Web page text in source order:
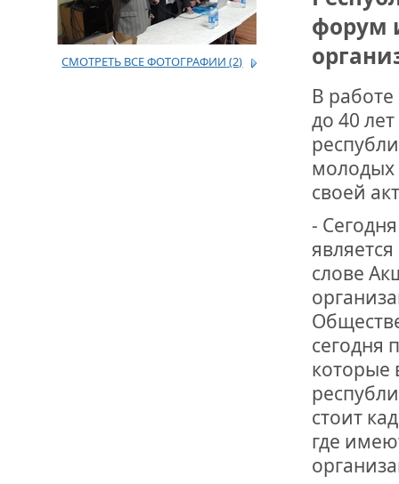
ДРУЖБА НЕ
ВСТРЕЧА
В ДОМЕ
ВНОВЬ О
ДВА
ДО
ЮСУПОВА
ЛЮБОЙ
ИНТЕРВЬЮ
«ВЕТЕРАН
ОТМЕТИЛА
РОССИИ
СМОТРЕТЬ ВСЕ ФОТОГРАФИИ (2)
форум
В
до 40
молодых
своей
-
слове
сегодня
которые
стоит
где